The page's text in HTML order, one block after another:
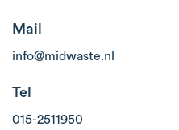
Mail
info@midwaste.nl
Tel
015-2511950